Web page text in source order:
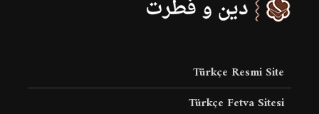
Türkçe Resmi Site
Türkçe Fetva Sitesi